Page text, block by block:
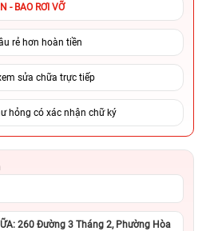
- BAO RƠI VỠ
rẻ hơn hoàn tiền
sửa chữa trực tiếp
hỏng có xác nhận chữ ký
260 Đường 3 Tháng 2, Phường Hòa